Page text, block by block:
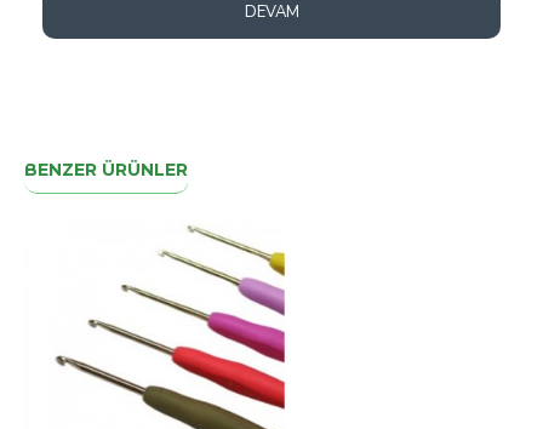
DEVAM
BENZER ÜRÜNLER